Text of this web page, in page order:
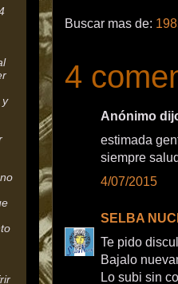
Buscar mas de:
4
Anónimo
estimada
siempre
4/07/2015
SELBA
Te pido
Bajalo
Lo subi sin
y